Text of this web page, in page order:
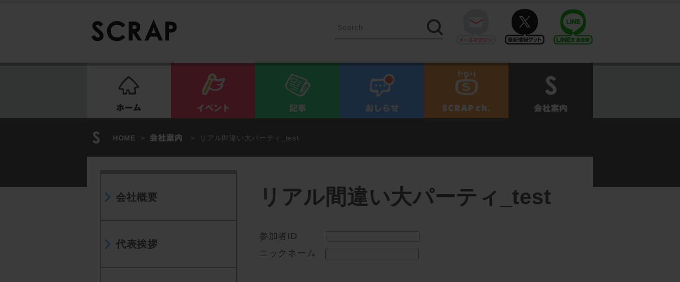
twitter
HOME > > リアル間違い大パーティ_test
リアル間違い大パーティ_test
参加者ID
ニックネーム
会社概要
代表挨拶